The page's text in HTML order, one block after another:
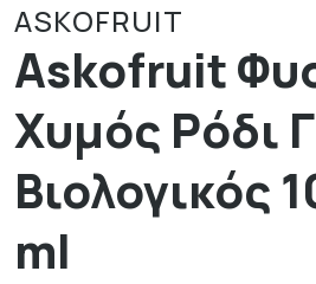
ASKOFRUIT
Askofruit
Χυμός Ρόδι
Βιολογικός
ml